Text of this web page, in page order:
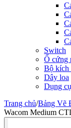
Switch
Ổ cứng
Bộ kích
Dây loa
Dụng
Trang chủ/Bảng Vẽ
Wacom Medium